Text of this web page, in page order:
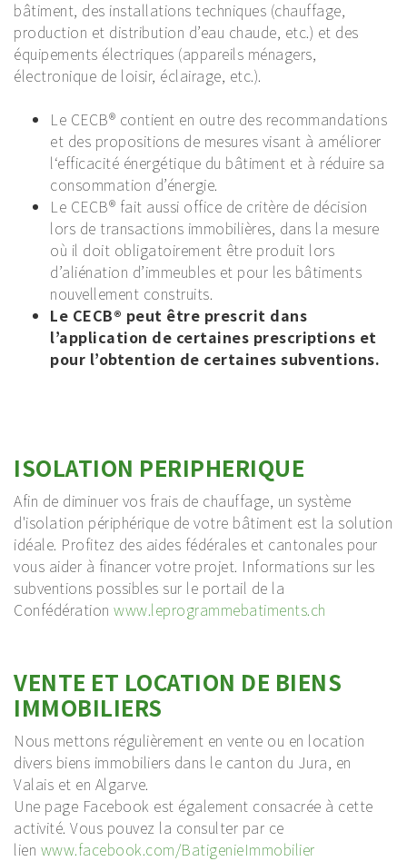
bâtiment, des installations techniques (chauffage,
production et distribution d’eau chaude, etc.) et des
équipements électriques (appareils ménagers,
électronique de loisir, éclairage, etc.).
Le CECB® contient en outre des recommandations
et des propositions de mesures visant à améliorer
l‘efficacité énergétique du bâtiment et à réduire sa
consommation d’énergie.
Le CECB® fait aussi office de critère de décision
lors de transactions immobilières, dans la mesure
où il doit obligatoirement être produit lors
d’aliénation d’immeubles et pour les bâtiments
nouvellement construits.
Le CECB® peut être prescrit dans
l’application de certaines prescriptions et
pour l’obtention de certaines subventions.
ISOLATION PERIPHERIQUE
Afin de diminuer vos frais de chauffage, un système
d'isolation périphérique de votre bâtiment est la solution
idéale. Profitez des aides fédérales et cantonales pour
vous aider à financer votre projet. Informations sur les
subventions possibles sur le portail de la
Confédération www.leprogrammebatiments.ch
VENTE ET LOCATION DE BIENS
IMMOBILIERS
Nous mettons régulièrement en vente ou en location
divers biens immobiliers dans le canton du Jura, en
Valais et en Algarve.
Une page Facebook est également consacrée à cette
activité. Vous pouvez la consulter par ce
lien www.facebook.com/BatigenieImmobilier